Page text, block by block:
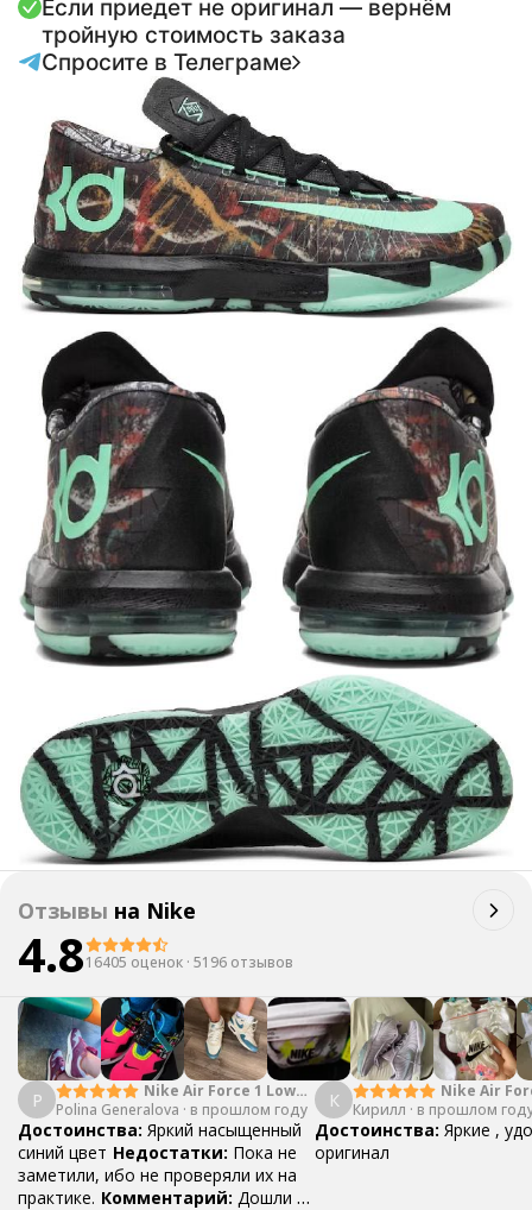
Если приедет не оригинал — вернём
тройную стоимость заказа
Спросите в Телеграме
Отзывы на Nike
4.816405 оценок · 5196 отзывов
P
Nike Air Force 1 Low
College Pack White
Blue
Polina Generalova · в прошлом году
Достоинства: Яркий насыщенный
синий цвет Недостатки: Пока не
заметили, ибо не проверяли их на
практике. Комментарий: Дошли за
К
Nike Air
Yellow
Кирилл · в прошлом
Достоинства: Яркие ,
оригинал